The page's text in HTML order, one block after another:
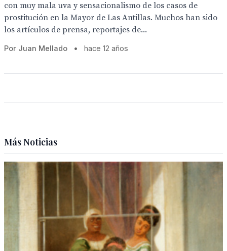
con muy mala uva y sensacionalismo de los casos de
prostitución en la Mayor de Las Antillas. Muchos han sido
los artículos de prensa, reportajes de...
Por Juan Mellado • hace 12 años
Más Noticias